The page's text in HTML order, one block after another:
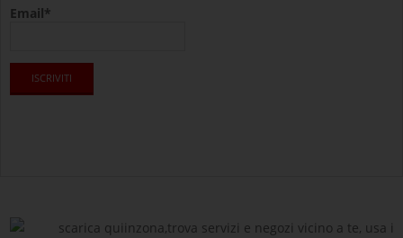
Email*
scarica quiinzona,trova servizi e negozi vicino a te, usa i